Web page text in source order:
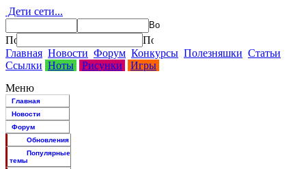
Дети сети...
Главная Новости Форум Конкурсы Полезняшки Статьи
Ссылки Ноты Рисунки
Игры
Меню
Главная
Новости
Форум
Обновления
Популярные
темы